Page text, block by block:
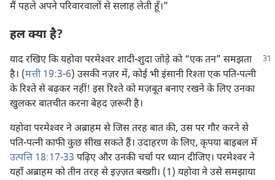
मैं पहले अपने परिवारवालों से सलाह लेती हूँ।”
हल क्या है?
याद रखिए कि यहोवा परमेश्‍वर शादी-शुदाजोड़े को “एक तन” समझता
है। (मत्ती 19:3-6) उसकी नज़र में, कोई भी इंसानी रिश्‍ता एक पति-पत्नी
के रिश्‍ते से बढ़कर नहीं! इस रिश्‍ते को मज़बूत बनाए रखने के लिए उनका
खुलकर बातचीत करना बेहद ज़रूरी है।
यहोवा परमेश्‍वर ने अब्राहम से जिस तरह बात की, उस पर गौर करने से
पति-पत्नी काफी कुछ सीख सकते हैं। उदाहरण के लिए, कृपया बाइबल में
उत्पत्ति 18:17-33 पढ़िए और उनकी चर्चा पर ध्यान दीजिए। परमेश्‍वर ने
यहाँ अब्राहम को तीन तरह से इज़्ज़त बख्शी। (1) यहोवा ने उसे समझाया